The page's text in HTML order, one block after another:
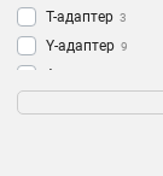
T-адаптер 3
Y-адаптер 9
Адаптер
Черный 2